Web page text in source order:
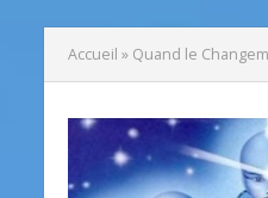
Accueil » Quand le